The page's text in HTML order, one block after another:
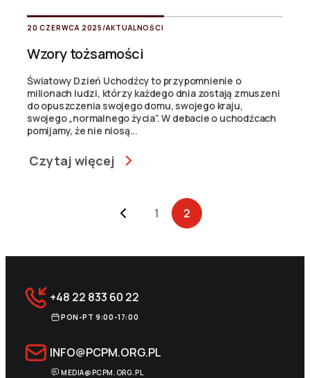
20 CZERWCA 2025 /AKTUALNOŚCI
Wzory tożsamości
Światowy Dzień Uchodźcy to przypomnienie o
milionach ludzi, którzy każdego dnia zostają zmuszeni
do opuszczenia swojego domu, swojego kraju,
swojego „normalnego życia”. W debacie o uchodźcach
pomijamy, że nie niosą...
Czytaj więcej
Archive Pagination
1 2
+48 22 833 60 22
PON-PT 9:00-17:00
INFO@PCPM.ORG.PL
MEDIA@PCPM.ORG.PL